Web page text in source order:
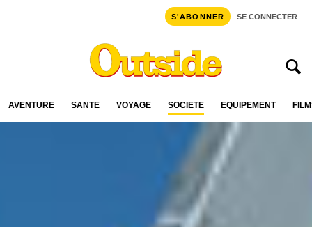
S'ABONNER SE CONNECTER
AVENTURE SANTÉ VOYAGE SOCIÉTÉ ÉQUIPEMENT